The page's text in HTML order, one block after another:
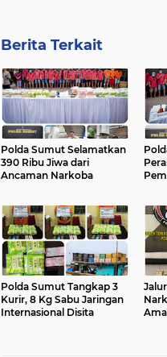
Berita Terkait
Polda Sumut Selamatkan
390 Ribu Jiwa dari
Ancaman Narkoba
Polda Sumut Tangkap 3
Kurir, 8 Kg Sabu Jaringan
Internasional Disita